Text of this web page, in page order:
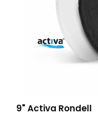
9" Activa Rondell